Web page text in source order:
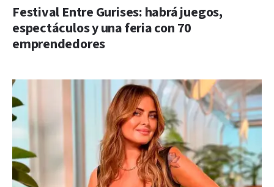
Festival Entre Gurises: habrá juegos,
espectáculos y una feria con 70
emprendedores